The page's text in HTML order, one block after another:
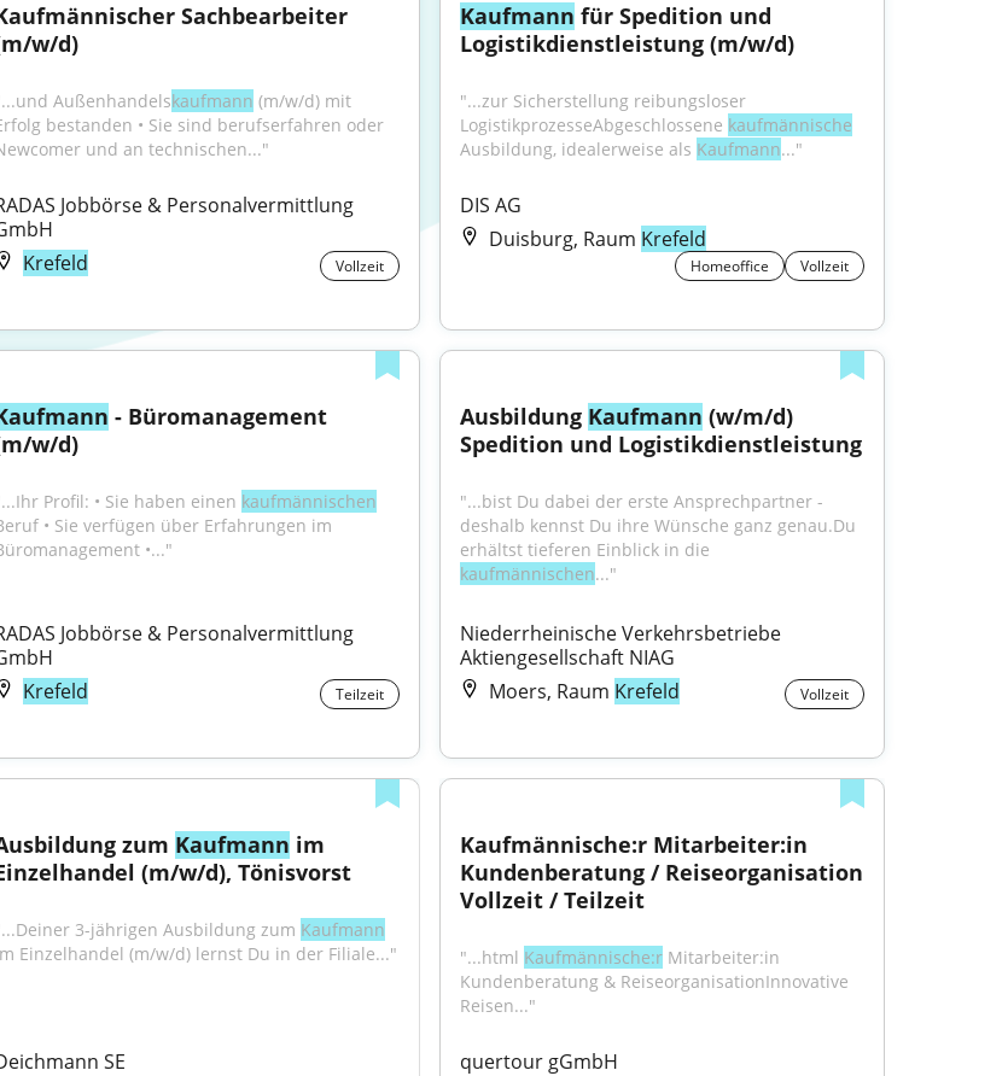
Sachbearbeiter
w/d)
Außen­handels­kaufmann (m/w/d) mit
bestanden • Sie sind berufserfahren oder
und an technischen..."
Jobbörse & Personalvermittlung
Krefeld
Vollzeit
Kaufmann für Spedition und
Logistikdienstleistung (m/w/d)
"...zur Sicherstellung reibungsloser
LogistikprozesseAbgeschlossene kaufmännische
Ausbildung, idealerweise als Kaufmann..."
DIS AG
Duisburg, Raum Krefeld
Homeoffice Vollzeit
- Büromanagement
w/d)
Profil: • Sie haben einen kaufmännischen
• Sie verfügen über Erfahrungen im
•..."
Jobbörse & Personalvermittlung
Krefeld
Teilzeit
Ausbildung Kaufmann (w/m/d)
Spedition und Logistikdienstleistung
"...bist Du dabei der erste Ansprechpartner -
deshalb kennst Du ihre Wünsche ganz genau.Du
kaufmännischen..."
Niederrheinische Verkehrsbetriebe
Aktiengesellschaft NIAG
Moers, Raum Krefeld Vollzeit
zum Kaufmann im
(m/w/d), Tönisvorst
3-jährigen Ausbildung zum Kaufmann
Einzelhandel (m/w/d) lernst Du in der Filiale..."
SE
Kaufmännische:r Mitarbeiter:in
Kundenberatung / Reiseorganisation
Vollzeit / Teilzeit
"...html Kaufmännische:r Mitarbeiter:in
Kundenberatung & ReiseorganisationInnovative
Reisen..."
quertour gGmbH